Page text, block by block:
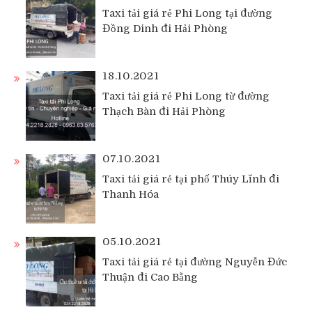
Taxi tải giá rẻ Phi Long tại đường
Đồng Dinh đi Hải Phòng
18.10.2021
Taxi tải giá rẻ Phi Long từ đường
Thạch Bàn đi Hải Phòng
07.10.2021
Taxi tải giá rẻ tại phố Thúy Lĩnh đi
Thanh Hóa
05.10.2021
Taxi tải giá rẻ tại đường Nguyễn Đức
Thuận đi Cao Bằng